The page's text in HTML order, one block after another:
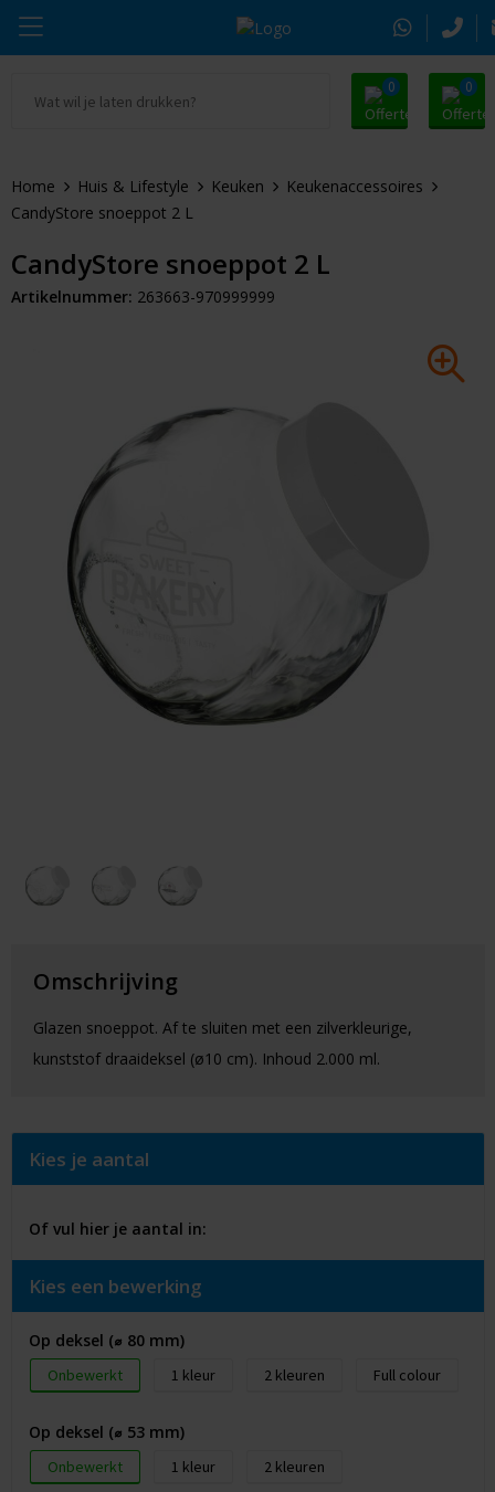
0 0
Drinkwaren
Tassen & Reizen
Sleutelhangers & Tools
Huis & Lifestyle
Outdoor & Vrije Tijd
Auto & Veiligheid
Gezondheid & Verzorging
Alle promosnoepje
Zomer
Kerst
Alle geefmomenten
Thule
Alle merken
Home Huis & Lifestyle Keuken
Keukenaccessoires
CandyStore snoeppot 2 L
CandyStore snoeppot 2 L
Artikelnummer: 263663-970999999
Omschrijving
Glazen snoeppot. Af te sluiten met een zilverkleurige,
kunststof draaideksel (ø10 cm). Inhoud 2.000 ml.
Kies je aantal
Of vul hier je aantal in:
Kies een bewerking
Op deksel (⌀ 80 mm)
Onbewerkt 1 2 Full colour
Op deksel (⌀ 53 mm)
Onbewerkt 1 2